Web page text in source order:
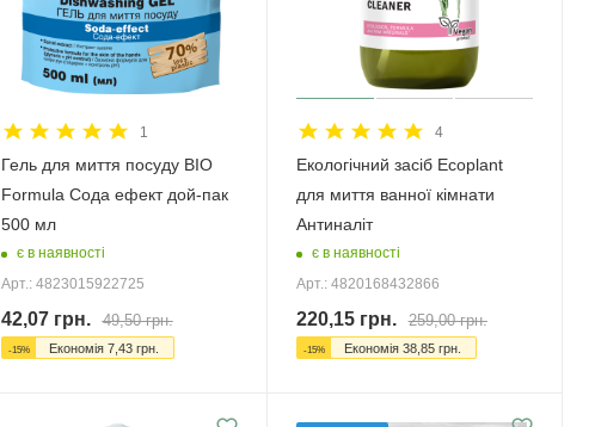
1
Гель для миття посуду BIO
Formula Сода ефект дой-пак
500 мл
є в наявності
Арт.: 4823015922725
42,07грн. 49,50грн.
-15% Економія 7,43грн.
4
Екологічний засіб Ecoplant
для миття ванної кімнати
Антиналіт
є в наявності
Арт.: 4820168432866
220,15грн. 259,00грн.
-15% Економія 38,85грн.